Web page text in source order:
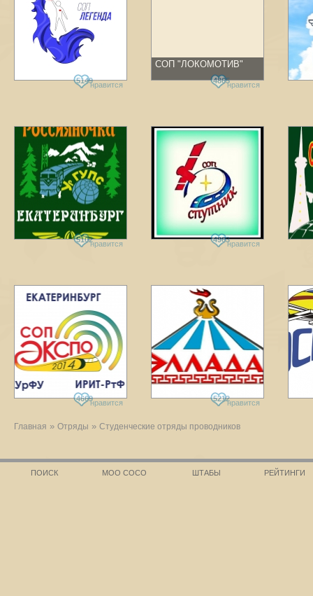
5149нравится
СОП "ЛОКОМОТИВ"
4865нравится
5102нравится 4963нравится
4669нравится 5212нравится
Главная » Отряды » Студенческие отряды проводников
ПОИСК МОО СОСО ШТАБЫ РЕЙТИНГИ